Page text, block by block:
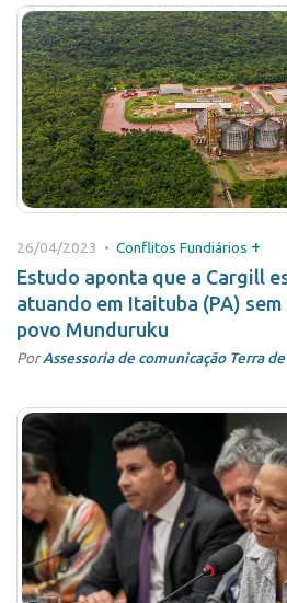
26/04/2023 • Conflitos Fundiários +
Estudo aponta que a Cargill
atuando em Itaituba (PA)
povo Munduruku
PorAssessoria de comunicação Terra